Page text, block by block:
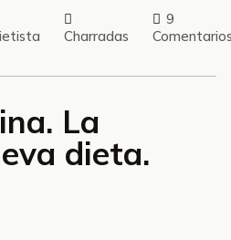
Charradas
9
La
dieta.